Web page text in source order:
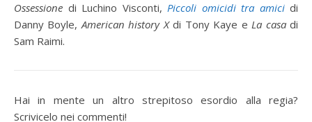
Ossessione di Luchino Visconti, Piccoli omicidi tra amicidi
Danny Boyle,American history Xdi Tony Kaye eLa casadi
Sam Raimi.
Hai in mente un altro strepitoso esordio alla regia?
Scrivicelo nei commenti!